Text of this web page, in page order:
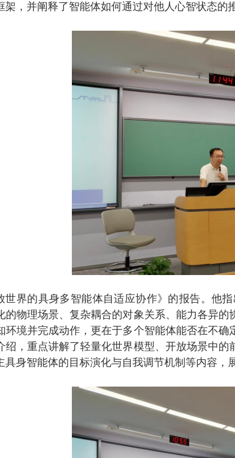
，并阐释了智能体如何通过对他人心智状态的
世界的具身多智能体自适应协作》的报告。他
的物理场景、复杂耦合的对象关系、能力各异
环境并完成动作，更在于多个智能体能否在不
绍，重点讲解了轻量化世界模型、开放场景中
身智能体的目标演化与自我调节机制等内容，